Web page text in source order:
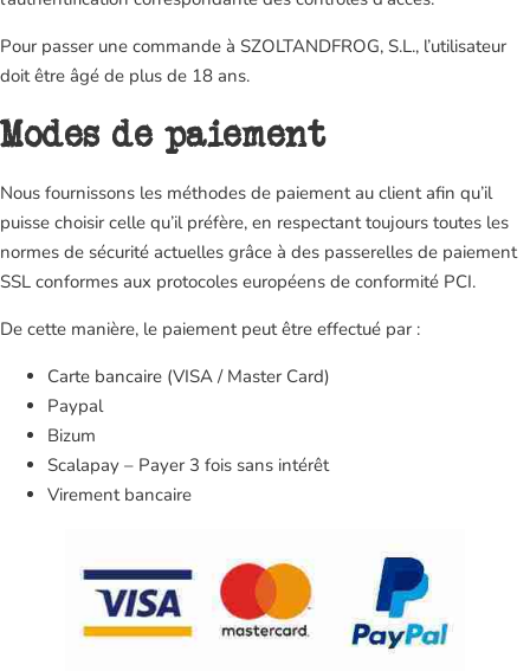
Pour passer une commande à SZOLTANDFROG, S.L., l’utilisateur
doit être âgé de plus de 18 ans.
Modes de paiement
Nous fournissons les méthodes de paiement au client afin qu’il
puisse choisir celle qu’il préfère, en respectant toujours toutes les
normes de sécurité actuelles grâce à des passerelles de paiement
SSL conformes aux protocoles européens de conformité PCI.
De cette manière, le paiement peut être effectué par :
Carte bancaire (VISA / Master Card)
Paypal
Bizum
Scalapay – Payer 3 fois sans intérêt
Virement bancaire